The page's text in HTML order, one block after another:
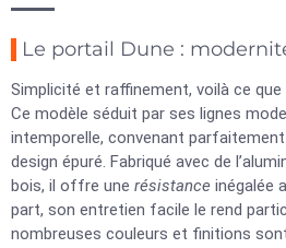
Le portail Dune :
Simplicité et raffinement, voilà ce
Ce modèle séduit par ses lignes
intemporelle, convenant
design épuré. Fabriqué avec de
bois, il offre une résistance inégalée
part, son entretien facile le rend
nombreuses couleurs et finitions